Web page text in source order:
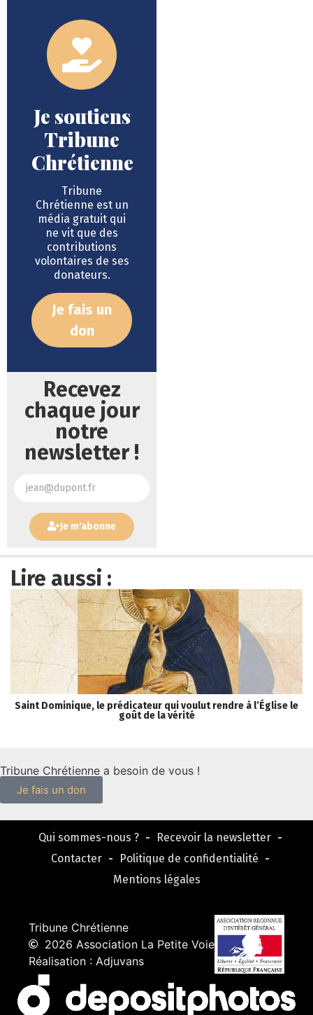
Je soutiens
Tribune
Chrétienne
Tribune
Chrétienne est un
média gratuit qui
ne vit que des
contributions
volontaires de ses
donateurs.
Je fais un
don
Recevez
chaque jour
notre
newsletter !
Je m'abonne
Lire aussi :
Saint Dominique, le prédicateur qui voulut rendre à l’Église le
goût de la vérité
Tribune Chrétienne a besoin de vous !
Je fais un don
Qui sommes-nous ?
Recevoir la newsletter
Contacter
Politique de confidentialité
Mentions légales
Tribune Chrétienne
2026 Association La Petite Voie
Réalisation : Adjuvans